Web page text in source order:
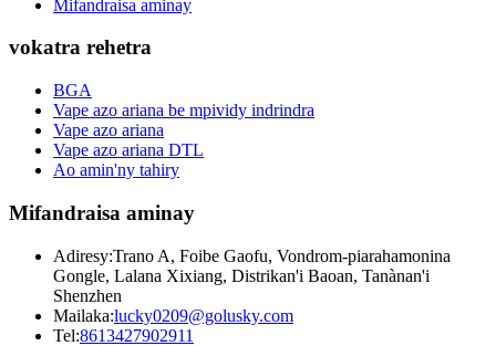
Mifandraisa aminay
vokatra rehetra
BGA
Vape azo ariana be mpividy indrindra
Vape azo ariana
Vape azo ariana DTL
Ao amin'ny tahiry
Mifandraisa aminay
Adiresy:Trano A, Foibe Gaofu, Vondrom-piarahamonina
Gongle, Lalana Xixiang, Distrikan'i Baoan, Tanànan'i
Shenzhen
Mailaka:lucky0209@golusky.com
Tel:8613427902911